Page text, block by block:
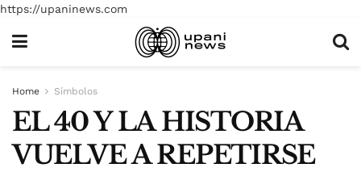
https://upaninews.com
Home Símbolos
EL 40 Y LA HISTORIA
VUELVE A REPETIRSE